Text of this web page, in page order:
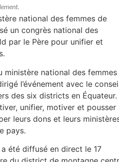
national des femmes de
un congrès national des
par le Père pour unifier et
ministère national des femmes
l’événement avec le
des six districts en Équateur.
unifier, motiver et pousser
leurs dons et leurs
pays.
été diffusé en direct le 17